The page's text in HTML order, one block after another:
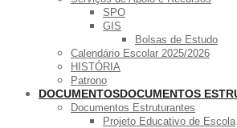
SPO
GIS
Bolsas de Estudo
Calendário Escolar 2025/2026
HISTÓRIA
Patrono
DOCUMENTOSDOCUMENTOS
Documentos Estruturantes
Projeto Educativo de Escola